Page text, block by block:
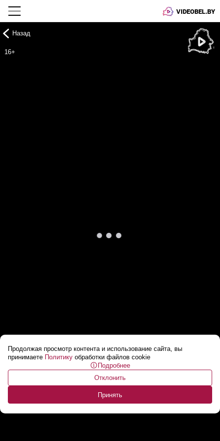
VIDEOBEL.BY
Продолжая просмотр контента и использование сайта, вы
принимаете Политику обработки файлов cookie
Подробнее
Отклонить
Принять
Назад
16+
Лукашенко: У вас даже на двоих семей мало!
Сколько получаете? // 2021 год...